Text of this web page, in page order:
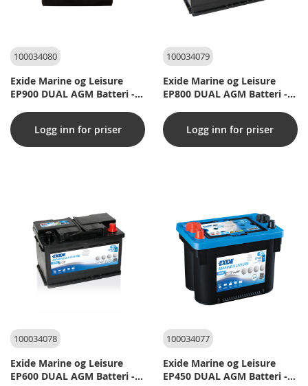
100034080
Exide Marine og Leisure
EP900 DUAL AGM Batteri -
Logg inn for priser
100034079
Exide Marine og Leisure
EP800 DUAL AGM Batteri -
Logg inn for priser
100034078
Exide Marine og Leisure
EP600 DUAL AGM Batteri -
100034077
Exide Marine og Leisure
EP450 DUAL AGM Batteri -